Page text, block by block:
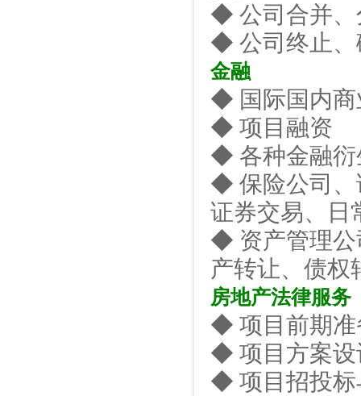
◆ 公司合并、
◆ 公司终止、
金融
◆ 国际国内商
◆ 项目融资
◆ 各种金融衍
◆ 保险公司、
证券交易、日
◆ 资产管理公
产转让、债权
房地产法律服务
◆ 项目前期准
◆ 项目方案设
◆ 项目招投标